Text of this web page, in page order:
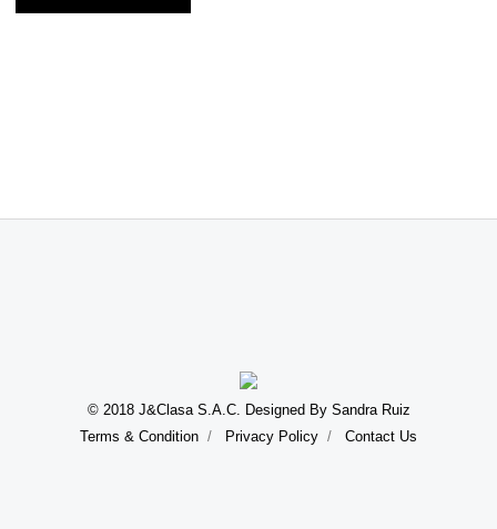
© 2018 J&Clasa S.A.C. Designed By Sandra Ruiz
Terms & Condition
Privacy Policy Contact Us